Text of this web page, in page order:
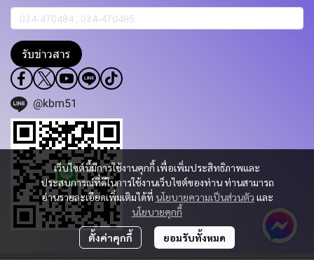
เว็บไซต์นี้มีการใช้งานคุกกี้ เพื่อเพิ่มประสิทธิภาพและ
ประสบการณ์ที่ดีในการใช้งานเว็บไซต์ของท่าน ท่านสามารถ
อ่านรายละเอียดเพิ่มเติมได้ที่ นโยบายความเป็นส่วนตัว และ
นโยบายคุกกี้
ตั้งค่าคุกกี้ ยอมรับทั้งหมด
รับข่าวสาร
@kbm51
Copyright 2023 | All Rights Reserved | Powered by KBM PART & TRADING